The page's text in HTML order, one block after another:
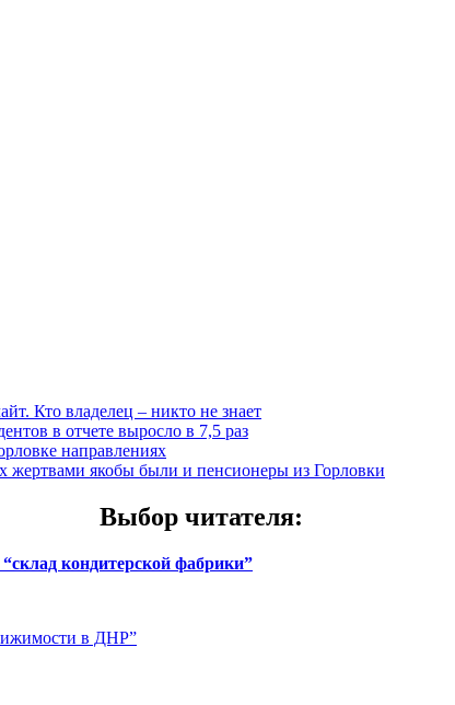
Кто владелец – никто не знает
в отчете выросло в 7,5 раз
направлениях
якобы были и пенсионеры из Горловки
Выбор читателя:
кондитерской фабрики”
в ДНР”